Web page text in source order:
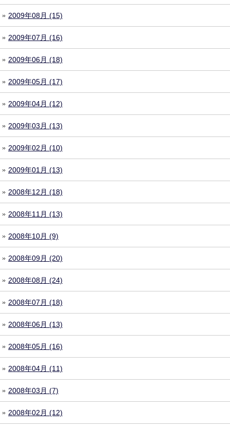
2009年08月 (15)
2009年07月 (16)
2009年06月 (18)
2009年05月 (17)
2009年04月 (12)
2009年03月 (13)
2009年02月 (10)
2009年01月 (13)
2008年12月 (18)
2008年11月 (13)
2008年10月 (9)
2008年09月 (20)
2008年08月 (24)
2008年07月 (18)
2008年06月 (13)
2008年05月 (16)
2008年04月 (11)
2008年03月 (7)
2008年02月 (12)